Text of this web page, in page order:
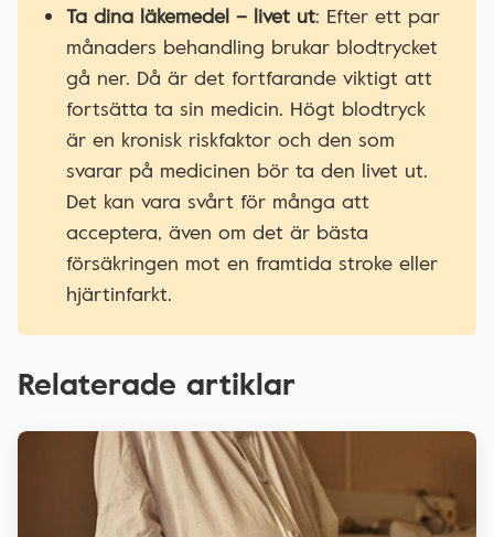
Ta dina läkemedel – livet ut: Efter ett par
månaders behandling brukar blodtrycket
gå ner. Då är det fortfarande viktigt att
fortsätta ta sin medicin. Högt blodtryck
är en kronisk riskfaktor och den som
svarar på medicinen bör ta den livet ut.
Det kan vara svårt för många att
acceptera, även om det är bästa
försäkringen mot en framtida stroke eller
hjärtinfarkt.
Relaterade artiklar